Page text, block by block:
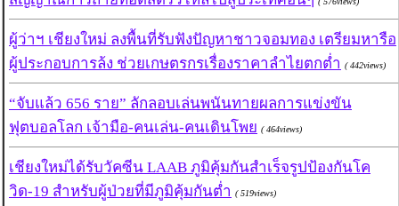
ผู้ว่าฯ เชียงใหม่ ลงพื้นที่รับฟังปัญหาชาวจอมทอง เตรียมหารือ
ผู้ประกอบการล้ง ช่วยเกษตรกรเรื่องราคาลำไยตกต่ำ ( 442views)
“จับแล้ว 656 ราย” ลักลอบเล่นพนันทายผลการแข่งขัน
ฟุตบอลโลก เจ้ามือ-คนเล่น-คนเดินโพย ( 464views)
เชียงใหม่ได้รับวัคซีน LAAB ภูมิคุ้มกันสำเร็จรูปป้องกันโค
วิด-19 สำหรับผู้ป่วยที่มีภูมิคุ้มกันต่ำ ( 519views)